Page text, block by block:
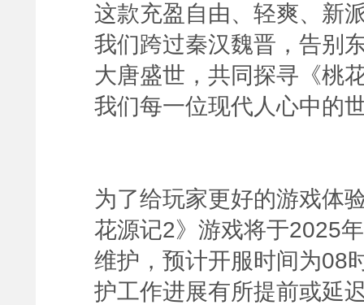
这款充盈自由、轻爽、新
我们跨过秦汉魏晋，告别
大唐盛世，共同探寻《桃
我们每一位现代人心中的
为了给玩家更好的游戏体
花源记2》游戏将于2025
维护，预计开服时间为08
护工作进展有所提前或延